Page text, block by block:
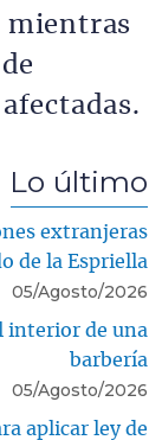
mientras
Lo último
extranjeras
de la Espriella
05/Agosto/2026
interior de una
barbería
05/Agosto/2026
aplicar ley de